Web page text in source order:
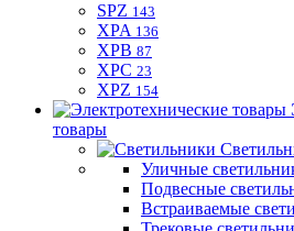
SPZ 143
XPA 136
XPB 87
XPC 23
XPZ 154
товары
Уличные
Подвесные
Встраиваемые